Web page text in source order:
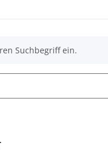
Suchbegriff ein.